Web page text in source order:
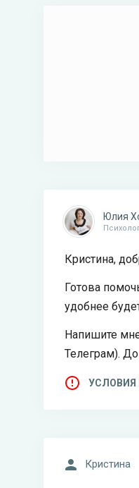
Юлия
Кристина,
Готова
удобнее
Напишите
Телеграм).
УСЛОВИЯ
Кристина